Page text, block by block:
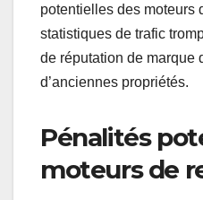
potentielles des moteurs
statistiques de trafic
de réputation de marque
d’anciennes propriétés.
Pénalités
moteurs de